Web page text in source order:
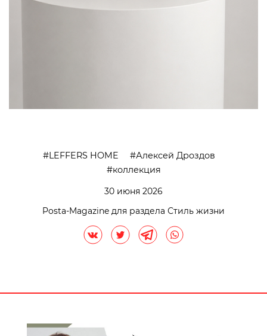
LEFFERS HOME
Алексей Дроздов
коллекция
30 июня 2026
Posta-Magazine для раздела Стиль жизни